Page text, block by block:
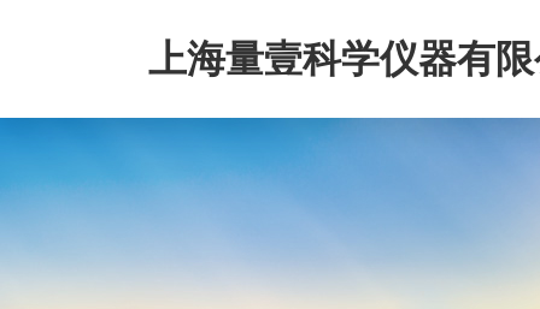
上海量壹科学仪器有